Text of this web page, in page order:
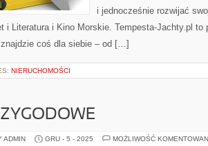
i jednocześnie rozwijać
i Literatura i Kino Morskie. Tempesta-Jachty.pl
znajdzie coś dla siebie – od […]
NIERUCHOMOŚCI
ADMIN GRU - 5 - 2025 MOŻLIWOŚĆ